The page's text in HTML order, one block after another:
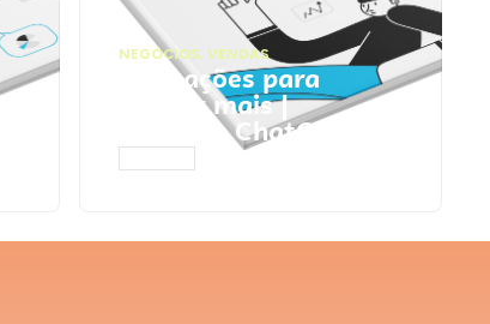
NEGÓCIOS, VENDAS
Faça ações para
vender mais |
Prompts ChatGPT